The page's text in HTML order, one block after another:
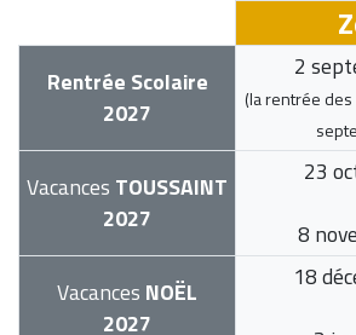
Rentrée Scolaire
2027
2
(la rentrée
Vacances TOUSSAINT
2027
23
8
Vacances NOËL
2027
18